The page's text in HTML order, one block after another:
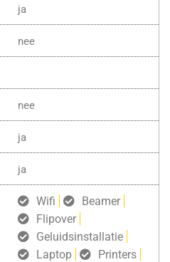
ja
nee
nee
ja
ja
Wifi
Beamer
Flipover
Geluidsinstallatie
Laptop
Printers